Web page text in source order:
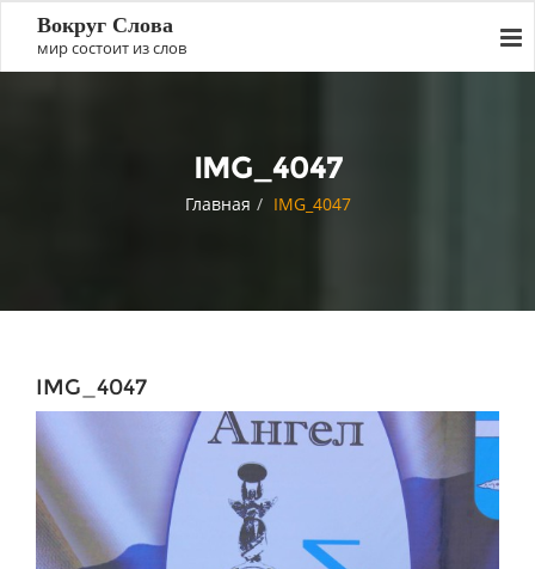
Вокруг Слова
мир состоит из слов
IMG_4047
Главная IMG_4047
IMG_4047